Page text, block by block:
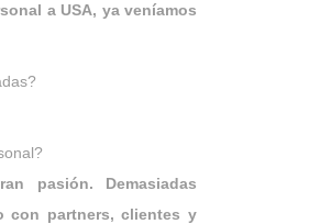
a USA, ya veníamos
pasión. Demasiadas
con partners, clientes y